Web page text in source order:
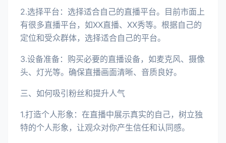
2.选择平台：选择适合自己的直播平台。目前市面上
有很多直播平台，如XX直播、XX秀等。根据自己的
定位和受众群体，选择适合自己的平台。
3.设备准备：购买必要的直播设备，如麦克风、摄像
头、灯光等。确保直播画面清晰、音质良好。
三、如何吸引粉丝和提升人气
1.打造个人形象：在直播中展示真实的自己，树立独
特的个人形象，让观众对你产生信任和认同感。